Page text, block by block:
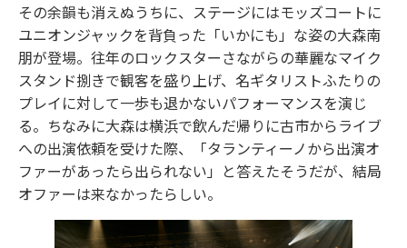
その余韻も消えぬうちに、ステージにはモッズコートに
ユニオンジャックを背負った「いかにも」な姿の大森南
朋が登場。往年のロックスターさながらの華麗なマイク
スタンド捌きで観客を盛り上げ、名ギタリストふたりの
プレイに対して一歩も退かないパフォーマンスを演じ
る。ちなみに大森は横浜で飲んだ帰りに古市からライブ
への出演依頼を受けた際、「タランティーノから出演オ
ファーがあったら出られない」と答えたそうだが、結局
オファーは来なかったらしい。